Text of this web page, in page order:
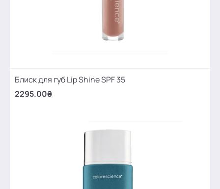
Блиск для губ Lip Shine SPF 35
2295.00₴